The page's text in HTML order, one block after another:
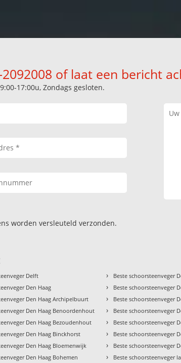
2092008 of laat een bericht
17:00u, Zondags gesloten.
worden versleuteld verzonden.
Delft
Den Haag
Den Haag Archipelbuurt
Den Haag Benoordenhout
Den Haag Bezoudenhout
Den Haag Binckhorst
Den Haag Bloemenwijk
Den Haag Bohemen
› Beste schoorsteenveger
› Beste schoorsteenveger
› Beste schoorsteenveger
› Beste schoorsteenveger
› Beste schoorsteenveger
› Beste schoorsteenveger
› Beste schoorsteenveger
› Beste schoorsteenveger